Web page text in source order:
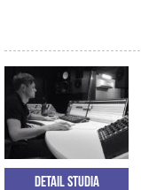
Detail studia